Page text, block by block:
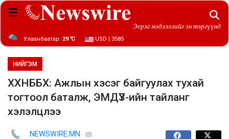
Эерэг мэдээллийг эн тэргүүнд
Улаанбаатар: 29 ℃ USD | 3585
НИЙГЭМ
ХХНББХ: Ажлын хэсэг байгуулах тухай
тогтоол баталж, ЭМДҮЗ-ийн тайланг
хэлэлцлээ
NEWSWIRE.MN